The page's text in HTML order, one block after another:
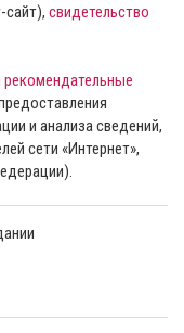
сайт), свидетельство
рекомендательные
и анализа сведений,
сети «Интернет»,